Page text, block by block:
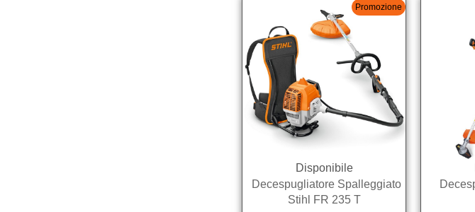
Promozione
Disponibile
Decespugliatore Spalleggiato
Stihl FR 235 T